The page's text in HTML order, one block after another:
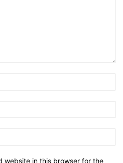
website in this browser for the